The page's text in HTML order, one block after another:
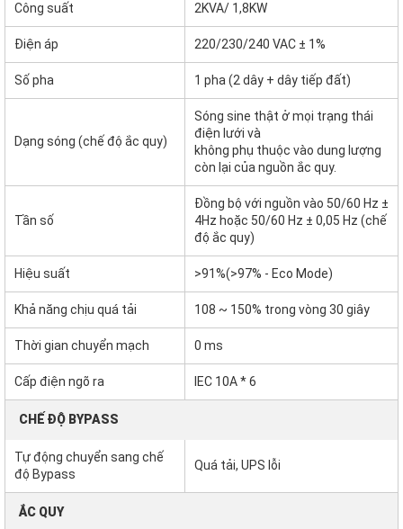
Công suất 2KVA/ 1,8KW
Điện áp 220/230/240 VAC ± 1%
Số pha 1 pha (2 dây + dây tiếp đất)
Dạng sóng (chế độ ắc quy)
Sóng sine thật ở mọi trạng thái
điện lưới và
không phụ thuộc vào dung lượng
còn lại của nguồn ắc quy.
Tần số
Đồng bộ với nguồn vào 50/60 Hz ±
4Hz hoặc 50/60 Hz ± 0,05 Hz (chế
độ ắc quy)
Hiệu suất >91%(>97% - Eco Mode)
Khả năng chịu quá tải 108 ~ 150% trong vòng 30 giây
Thời gian chuyển mạch 0 ms
Cấp điện ngõ ra IEC 10A * 6
CHẾ ĐỘ BYPASS
Tự động chuyển sang chế
độ Bypass
Quá tải, UPS lỗi
ẮC QUY